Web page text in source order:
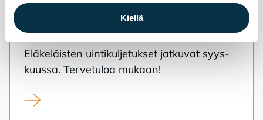
Kiellä
liikunta
Elä­ke­läis­ten uin­ti­kul­je­tuk­set jat­ku­vat syys­
kuus­sa. Ter­ve­tu­loa mu­kaan!
Eläkeläisten uimahallikuljetukset syksy 2026